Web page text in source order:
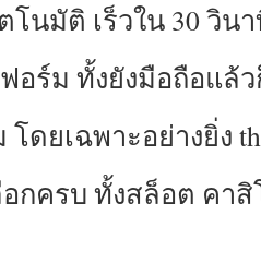
นมัติ เร็วใน 30 วิน
อร์ม ทั้งยังมือถือแล้
ดยเฉพาะอย่างยิ่ง
อกครบ ทั้งสล็อต คา